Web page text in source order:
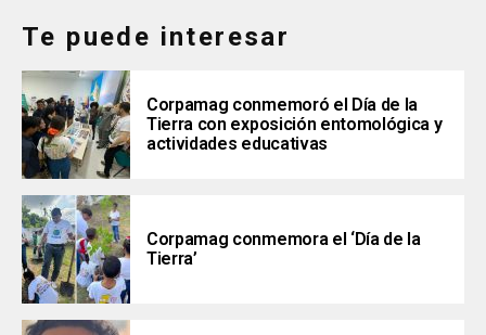
Te puede interesar
Corpamag conmemoró el Día de la
Tierra con exposición entomológica y
actividades educativas
Corpamag conmemora el ‘Día de la
Tierra’